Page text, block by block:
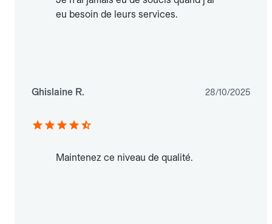
eu besoin de leurs services.
Ghislaine R. 28/10/2025
Maintenez ce niveau de qualité.